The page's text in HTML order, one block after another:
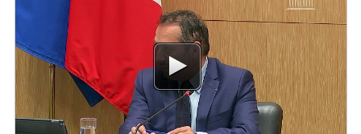
Vidéos
Médias
groupe